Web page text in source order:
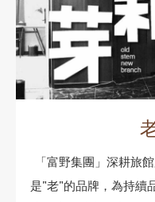
「富野集團」深耕旅
是"老"的品牌，為持續